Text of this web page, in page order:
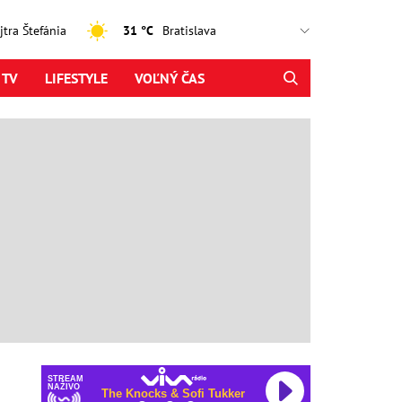
Štefánia 31 °C
LIFESTYLE VOĽNÝ ČAS
STREAM
NAŽIVO
The Knocks & Sofi Tukker